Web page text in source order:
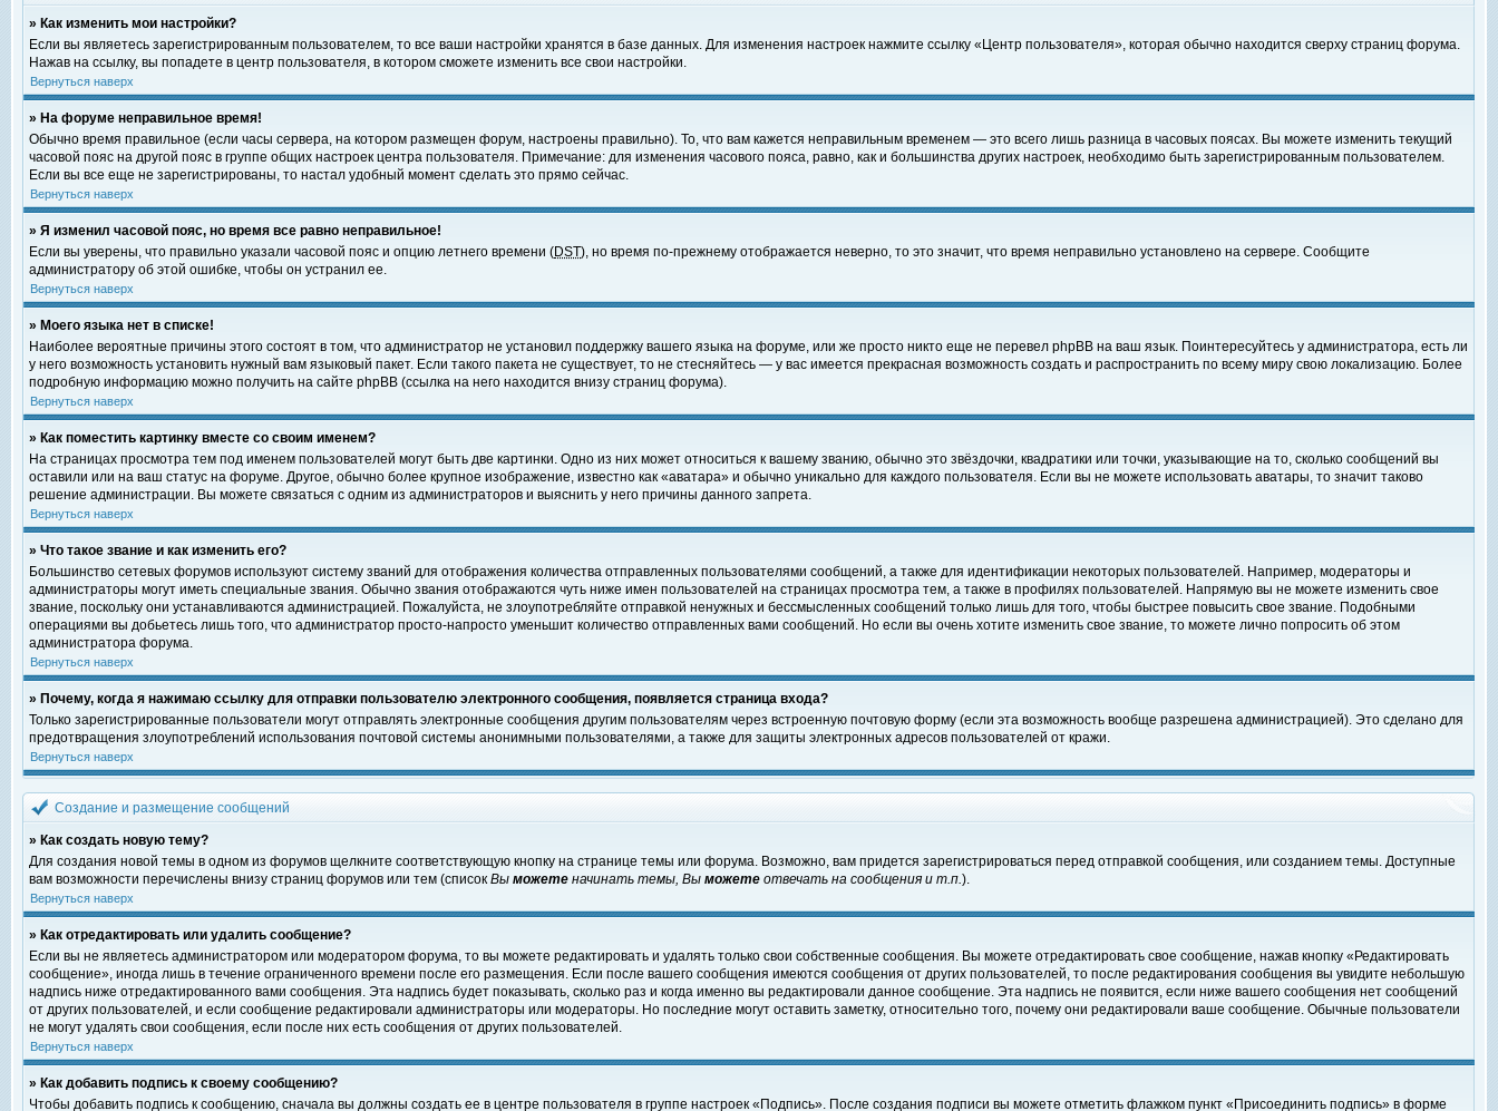
» Как изменить мои настройки?
Если вы являетесь зарегистрированным пользователем, то все ваши настройки хранятся в базе данных. Для изменения настроек нажмите ссылку «Центр пользователя», которая обычно находится сверху страниц форума.
Нажав на ссылку, вы попадете в центр пользователя, в котором сможете изменить все свои настройки.
Вернуться наверх
» На форуме неправильное время!
Обычно время правильное (если часы сервера, на котором размещен форум, настроены правильно). То, что вам кажется неправильным временем — это всего лишь разница в часовых поясах. Вы можете изменить текущий
часовой пояс на другой пояс в группе общих настроек центра пользователя. Примечание: для изменения часового пояса, равно, как и большинства других настроек, необходимо быть зарегистрированным пользователем.
Если вы все еще не зарегистрированы, то настал удобный момент сделать это прямо сейчас.
Вернуться наверх
» Я изменил часовой пояс, но время все равно неправильное!
Если вы уверены, что правильно указали часовой пояс и опцию летнего времени (DST), но время по-прежнему отображается неверно, то это значит, что время неправильно установлено на сервере. Сообщите
администратору об этой ошибке, чтобы он устранил ее.
Вернуться наверх
» Моего языка нет в списке!
Наиболее вероятные причины этого состоят в том, что администратор не установил поддержку вашего языка на форуме, или же просто никто еще не перевел phpBB на ваш язык. Поинтересуйтесь у администратора, есть ли
у него возможность установить нужный вам языковый пакет. Если такого пакета не существует, то не стесняйтесь — у вас имеется прекрасная возможность создать и распространить по всему миру свою локализацию. Более
подробную информацию можно получить на сайте phpBB (ссылка на него находится внизу страниц форума).
Вернуться наверх
» Как поместить картинку вместе со своим именем?
На страницах просмотра тем под именем пользователей могут быть две картинки. Одно из них может относиться к вашему званию, обычно это звёздочки, квадратики или точки, указывающие на то, сколько сообщений вы
оставили или на ваш статус на форуме. Другое, обычно более крупное изображение, известно как «аватара» и обычно уникально для каждого пользователя. Если вы не можете использовать аватары, то значит таково
решение администрации. Вы можете связаться с одним из администраторов и выяснить у него причины данного запрета.
Вернуться наверх
» Что такое звание и как изменить его?
Большинство сетевых форумов используют систему званий для отображения количества отправленных пользователями сообщений, а также для идентификации некоторых пользователей. Например, модераторы и
администраторы могут иметь специальные звания. Обычно звания отображаются чуть ниже имен пользователей на страницах просмотра тем, а также в профилях пользователей. Напрямую вы не можете изменить свое
звание, поскольку они устанавливаются администрацией. Пожалуйста, не злоупотребляйте отправкой ненужных и бессмысленных сообщений только лишь для того, чтобы быстрее повысить свое звание. Подобными
операциями вы добьетесь лишь того, что администратор просто-напросто уменьшит количество отправленных вами сообщений. Но если вы очень хотите изменить свое звание, то можете лично попросить об этом
администратора форума.
Вернуться наверх
» Почему, когда я нажимаю ссылку для отправки пользователю электронного сообщения, появляется страница входа?
Только зарегистрированные пользователи могут отправлять электронные сообщения другим пользователям через встроенную почтовую форму (если эта возможность вообще разрешена администрацией). Это сделано для
предотвращения злоупотреблений использования почтовой системы анонимными пользователями, а также для защиты электронных адресов пользователей от кражи.
Вернуться наверх
Создание и размещение сообщений
» Как создать новую тему?
Для создания новой темы в одном из форумов щелкните соответствующую кнопку на странице темы или форума. Возможно, вам придется зарегистрироваться перед отправкой сообщения, или созданием темы. Доступные
вам возможности перечислены внизу страниц форумов или тем (список Вы можете начинать темы, Вы можете отвечать на сообщения и т.п.).
Вернуться наверх
» Как отредактировать или удалить сообщение?
Если вы не являетесь администратором или модератором форума, то вы можете редактировать и удалять только свои собственные сообщения. Вы можете отредактировать свое сообщение, нажав кнопку «Редактировать
сообщение», иногда лишь в течение ограниченного времени после его размещения. Если после вашего сообщения имеются сообщения от других пользователей, то после редактирования сообщения вы увидите небольшую
надпись ниже отредактированного вами сообщения. Эта надпись будет показывать, сколько раз и когда именно вы редактировали данное сообщение. Эта надпись не появится, если ниже вашего сообщения нет сообщений
от других пользователей, и если сообщение редактировали администраторы или модераторы. Но последние могут оставить заметку, относительно того, почему они редактировали ваше сообщение. Обычные пользователи
не могут удалять свои сообщения, если после них есть сообщения от других пользователей.
Вернуться наверх
» Как добавить подпись к своему сообщению?
Чтобы добавить подпись к сообщению, сначала вы должны создать ее в центре пользователя в группе настроек «Подпись». После создания подписи вы можете отметить флажком пункт «Присоединить подпись» в форме